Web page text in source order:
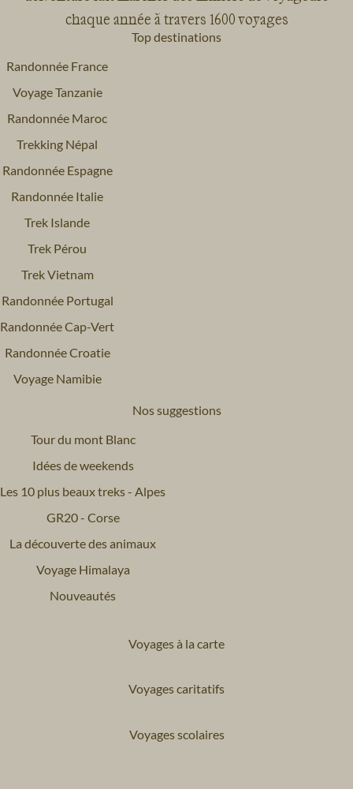
chaque année à travers 1600 voyages
Top destinations
Randonnée France
Voyage Tanzanie
Randonnée Maroc
Trekking Népal
Randonnée Espagne
Randonnée Italie
Trek Islande
Trek Pérou
Trek Vietnam
Randonnée Portugal
Randonnée Cap-Vert
Randonnée Croatie
Voyage Namibie
Nos suggestions
Tour du mont Blanc
Idées de weekends
Les 10 plus beaux treks - Alpes
GR20 - Corse
La découverte des animaux
Voyage Himalaya
Nouveautés
Voyages à la carte
Voyages caritatifs
Voyages scolaires